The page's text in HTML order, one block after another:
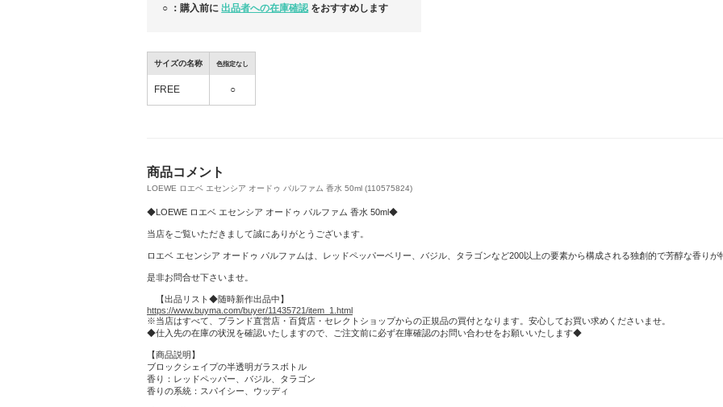
その他ご質問がございましたらいつでもお気軽にお問い合わせ下さい。
○ ：購入前に 出品者への在庫確認 をおすすめします
サイズの名称 色指定なし
FREE ○
商品コメント
LOEWE ロエベ エセンシア オードゥ パルファム 香水 50ml (110575824)
◆LOEWE ロエベ エセンシア オードゥ パルファム 香水 50ml◆
当店をご覧いただきまして誠にありがとうございます。
ロエベ エセンシア オードゥ パルファムは、レッドペッパーベリー、バジル、タラゴンなど200以上の要素から構成される独創的で芳醇な香りが
是非お問合せ下さいませ。
【出品リスト◆随時新作出品中】
https://www.buyma.com/buyer/11435721/item_1.html
※当店はすべて、ブランド直営店・百貨店・セレクトショップからの正規品の買付となります。安心してお買い求めくださいませ。
◆仕入先の在庫の状況を確認いたしますので、ご注文前に必ず在庫確認のお問い合わせをお願いいたします◆
【商品説明】
ブロックシェイプの半透明ガラスボトル
香り：レッドペッパー、バジル、タラゴン
香りの系統：スパイシー、ウッディ